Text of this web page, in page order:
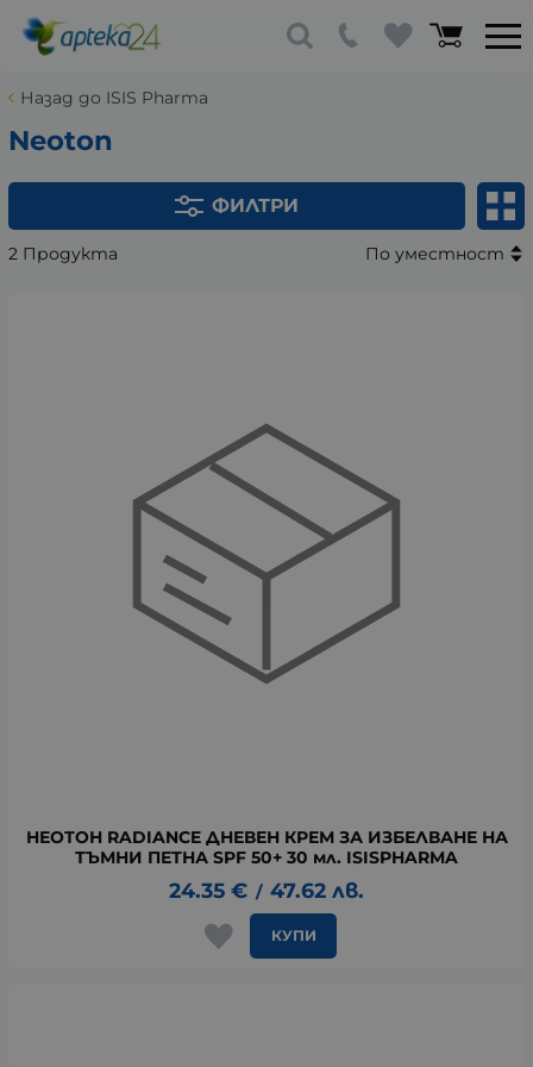
Назад до ISIS Pharma
Neoton
ФИЛТРИ
2 Продукта По уместност
НЕОТОН RADIANCE ДНЕВЕН КРЕМ ЗА ИЗБЕЛВАНЕ НА
ТЪМНИ ПЕТНА SPF 50+ 30 мл. ISISPHARMA
24.35 € / 47.62 лв.
КУПИ